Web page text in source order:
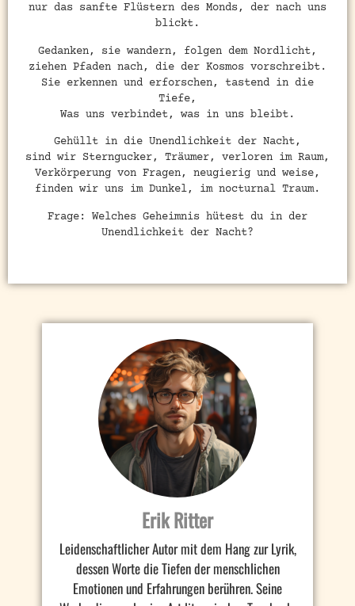
nur das sanfte Flüstern des Monds, der nach uns
blickt.
Gedanken, sie wandern, folgen dem Nordlicht,
ziehen Pfaden nach, die der Kosmos vorschreibt.
Sie erkennen und erforschen, tastend in die
Tiefe,
Was uns verbindet, was in uns bleibt.
Gehüllt in die Unendlichkeit der Nacht,
sind wir Sterngucker, Träumer, verloren im Raum,
Verkörperung von Fragen, neugierig und weise,
finden wir uns im Dunkel, im nocturnal Traum.
Frage: Welches Geheimnis hütest du in der
Unendlichkeit der Nacht?
Erik Ritter
Leidenschaftlicher Autor mit dem Hang zur Lyrik,
dessen Worte die Tiefen der menschlichen
Emotionen und Erfahrungen berühren. Seine